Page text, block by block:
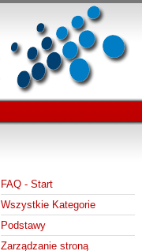
FAQ - Start
Wszystkie Kategorie
Podstawy
Zarządzanie stroną